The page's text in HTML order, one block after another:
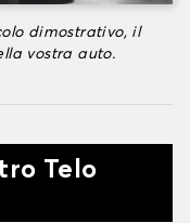
dimostrativo, il
vostra auto.
Telo